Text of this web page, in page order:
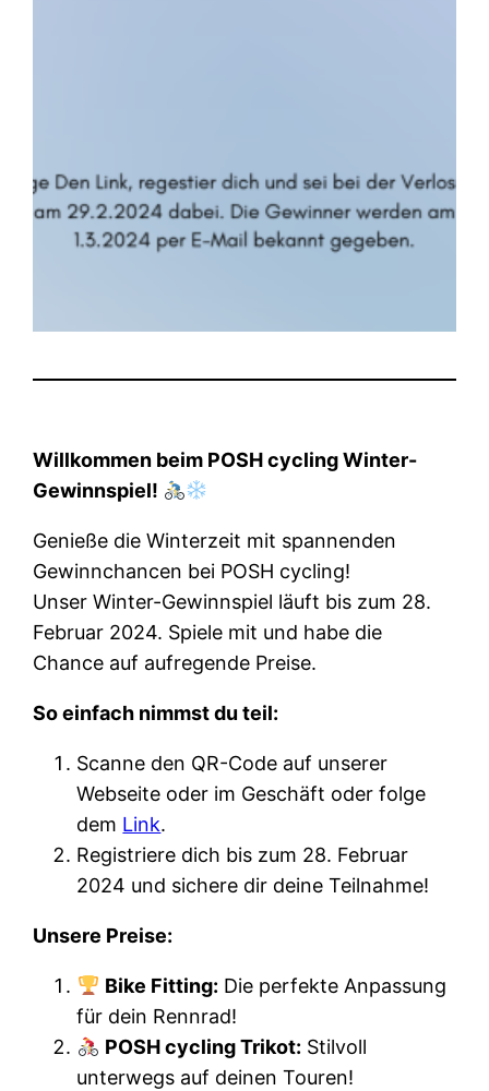
Willkommen beim POSH cycling Winter-
Gewinnspiel!
Genieße die Winterzeit mit spannenden
Gewinnchancen bei POSH cycling!
Unser Winter-Gewinnspiel läuft bis zum 28.
Februar 2024. Spiele mit und habe die
Chance auf aufregende Preise.
So einfach nimmst du teil:
Scanne den QR-Code auf unserer
Webseite oder im Geschäft oder folge
dem Link.
Registriere dich bis zum 28. Februar
2024 und sichere dir deine Teilnahme!
Unsere Preise:
Bike Fitting: Die perfekte Anpassung
für dein Rennrad!
POSH cycling Trikot: Stilvoll
unterwegs auf deinen Touren!